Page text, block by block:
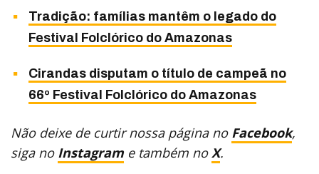
Tradição: famílias mantêm o legado do
Festival Folclórico do Amazonas
Cirandas disputam o título de campeã no
66º Festival Folclórico do Amazonas
Não deixe de curtir nossa página no Facebook,
siga no Instagram e também noX.